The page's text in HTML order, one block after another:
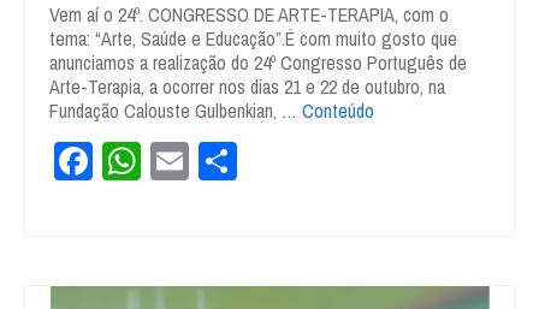
Vem aí o 24º. CONGRESSO DE ARTE-TERAPIA, com o
tema: “Arte, Saúde e Educação”.É com muito gosto que
anunciamos a realização do 24º Congresso Português de
Arte-Terapia, a ocorrer nos dias 21 e 22 de outubro, na
Fundação Calouste Gulbenkian, … Conteúdo
Facebook
WhatsApp
Email